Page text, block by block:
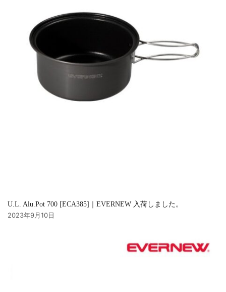
U.L. Alu.Pot 700 [ECA385]｜EVERNEW 入荷しました。
2023年9月10日